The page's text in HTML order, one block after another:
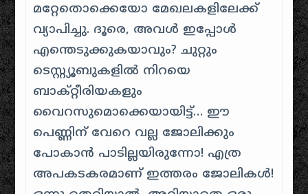
മറ്റേതൊക്കെയോ മേഖലകളിലേക്ക്
വ്യാപിച്ചു. ദൂരെ, അവള്‍ ഇപ്പോള്‍
എന്തെടുക്കുകയാവും? ചുറ്റും
ടെസ്റ്റ്യൂബുകളില്‍ നിറയെ
ബാക്റ്റീരിയകളും
വൈറസുമൊക്കെയായിട്ട്… ഈ
പെണ്ണിന്‌ വേറെ വല്ല ജോലിക്കും
പോകാന്‍ പാടില്ലയിരുന്നോ! എത്ര
അപകടകരമാണ്‌ ഇത്തരം ജോലികള്‍!